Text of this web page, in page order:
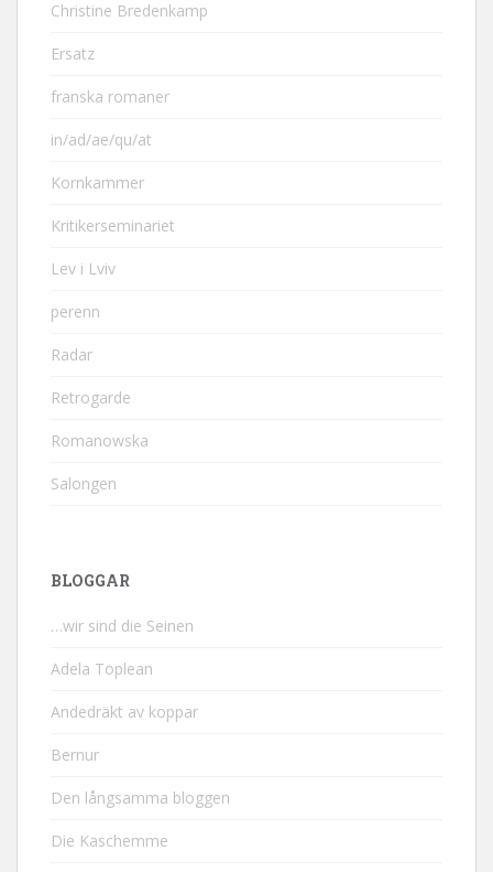
Christine Bredenkamp
Ersatz
franska romaner
in/ad/ae/qu/at
Kornkammer
Kritikerseminariet
Lev i Lviv
perenn
Radar
Retrogarde
Romanowska
Salongen
BLOGGAR
…wir sind die Seinen
Adela Toplean
Andedräkt av koppar
Bernur
Den långsamma bloggen
Die Kaschemme